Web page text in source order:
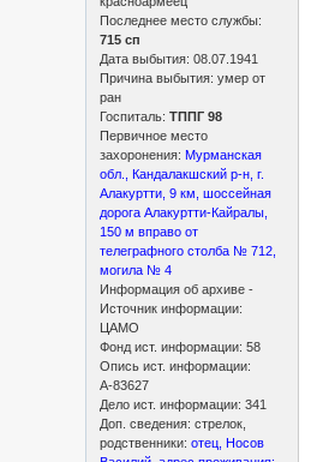
Последнее место службы:
715 сп
Дата выбытия: 08.07.1941
Причина выбытия: умер от
ран
Госпиталь:ТППГ 98
Первичное место
захоронения: Мурманская
обл., Кандалакшский р-н, г.
Алакуртти, 9 км, шоссейная
дорога Алакуртти-Кайралы,
150 м вправо от
телеграфного столба № 712,
могила № 4
Информация об архиве -
Источник информации:
ЦАМО
Фонд ист. информации: 58
Опись ист. информации:
А-83627
Дело ист. информации: 341
Доп. сведения: стрелок,
родственники:отец, Носов